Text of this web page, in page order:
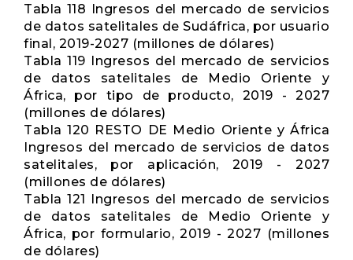
Tabla 118 Ingresos del mercado de servicios
de datos satelitales de Sudáfrica, por usuario
final, 2019-2027 (millones de dólares)
Tabla 119 Ingresos del mercado de servicios
de datos satelitales de Medio Oriente y
África, por tipo de producto, 2019 - 2027
(millones de dólares)
Tabla 120 RESTO DE Medio Oriente y África
Ingresos del mercado de servicios de datos
satelitales, por aplicación, 2019 - 2027
(millones de dólares)
Tabla 121 Ingresos del mercado de servicios
de datos satelitales de Medio Oriente y
África, por formulario, 2019 - 2027 (millones
de dólares)